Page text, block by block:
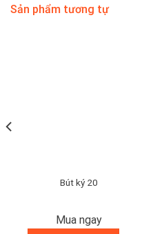
Sản phẩm tương tự
Bút ký 20
Mua ngay